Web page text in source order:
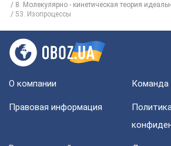
8. Молекулярно - кинетическая теория
53. Изопроцессы
О компании Команда
Правовая информация